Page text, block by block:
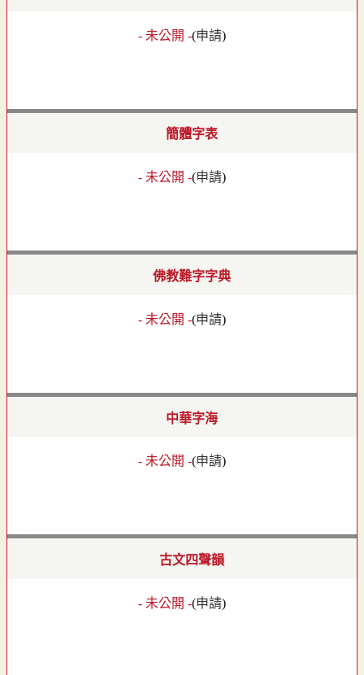
- 未公開 -(申請)
簡體字表
- 未公開 -(申請)
佛教難字字典
- 未公開 -(申請)
中華字海
- 未公開 -(申請)
古文四聲韻
- 未公開 -(申請)